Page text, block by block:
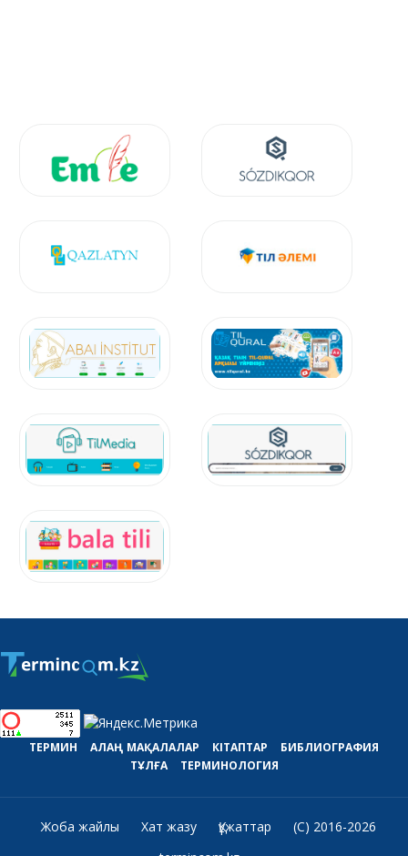
ТЕРМИН АЛАҢ МАҚАЛАЛАР КІТАПТАР
БИБЛИОГРАФИЯ
ТҰЛҒА
ТЕРМИНОЛОГИЯ
Жоба жайлы Хат жазу Құжаттар
(C) 2016-2026